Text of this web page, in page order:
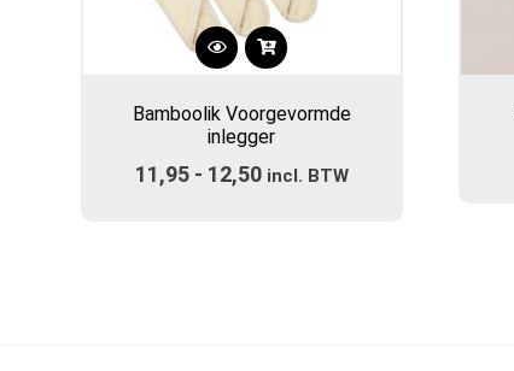
Dit
heeft
meerdere
variaties.
Bamboolik Voorgevormde
inlegger
11,95 - 12,50Prijsklasse:
incl. BTW